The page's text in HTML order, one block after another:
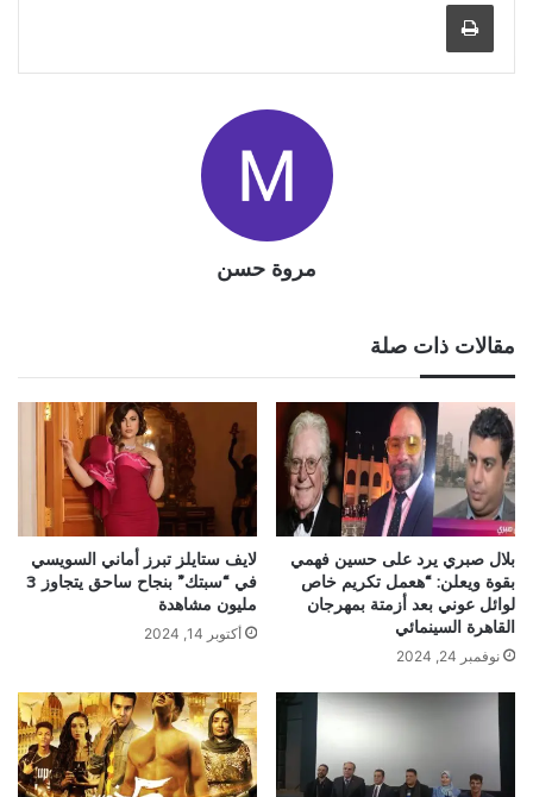
مروة حسن
مقالات ذات صلة
بلال صبري يرد على حسين فهمي
بقوة ويعلن: “هعمل تكريم خاص
لوائل عوني بعد أزمتة بمهرجان
القاهرة السينمائي
نوفمبر 24, 2024
لايف ستايلز تبرز أماني السويسي
في “سبتك” بنجاح ساحق يتجاوز 3
مليون مشاهدة
أكتوبر 14, 2024